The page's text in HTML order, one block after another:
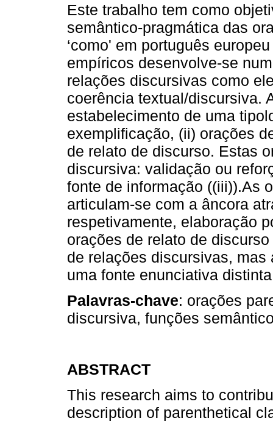
Este trabalho tem como
semântico-pragmática das
‘como' em português
empíricos desenvolve-se
relações discursivas como
coerência textual/discursiva.
estabelecimento de uma
exemplificação, (ii) orações
de relato de discurso. Estas
discursiva: validação ou
fonte de informação ((iii)).As
articulam-se com a âncora
respetivamente, elaboração
orações de relato de
de relações discursivas,
uma fonte enunciativa
Palavras-chave: orações
discursiva, funções
ABSTRACT
This research aims to
description of parenthetical